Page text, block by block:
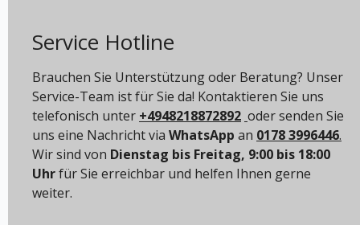
Service Hotline
Brauchen Sie Unterstützung oder Beratung? Unser
Service-Team ist für Sie da! Kontaktieren Sie uns
telefonisch unter +4948218872892 oder senden Sie
uns eine Nachricht via WhatsApp an 0178 3996446.
Wir sind von Dienstag bis Freitag, 9:00 bis 18:00
Uhrfür Sie erreichbar und helfen Ihnen gerne
weiter.